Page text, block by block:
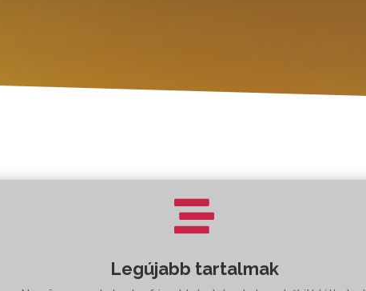

Legújabb tartalmak